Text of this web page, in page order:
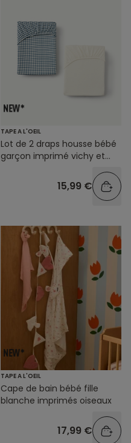
TAPE A L'OEIL
Lot de 2 draps housse bébé
garçon imprimé vichy et
15,99 €
TAPE A L'OEIL
Cape de bain bébé fille
blanche imprimés oiseaux
17,99 €